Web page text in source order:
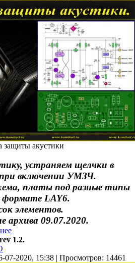
защиты акустики
устраняем щелчки в
включении УМЗЧ.
платы под разные типы
формате LAY6.
элементов.
архива 09.07.2020.
1.2.
07-2020, 15:38 | Просмотров: 14461